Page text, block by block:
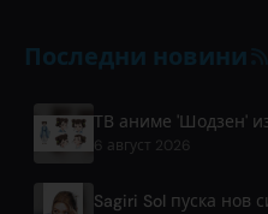
Последни новини
6 август 2026